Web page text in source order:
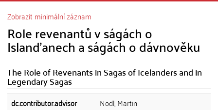
Zobrazit minimální záznam
Role revenantů v ságách o
Islanďanech a ságách o dávnověku
The Role of Revenants in Sagas of Icelanders and in
Legendary Sagas
dc.contributor.advisor
Nodl, Martin